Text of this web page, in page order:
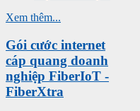
Xem thêm...
Gói cước internet
cáp quang doanh
nghiệp FiberIoT -
FiberXtra